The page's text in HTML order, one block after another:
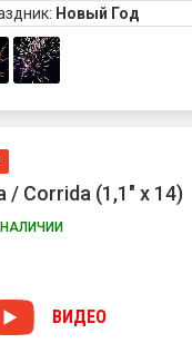
Новый Год
Corrida (1,1" х 14)
ВИДЕО